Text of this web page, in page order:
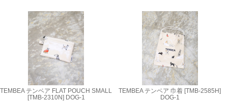
TEMBEA テンベア FLAT POUCH SMALL
[TMB-2310N] DOG-1
TEMBEA テンベア 巾着 [TMB-2585H]
DOG-1